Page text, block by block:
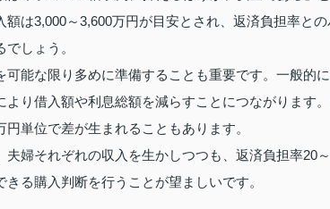
額は3,000～3,600万円が目安とされ、返済負担率と
しょう。
可能な限り多めに準備することも重要です。一般的
より借入額や利息総額を減らすことにつながります
円単位で差が生まれることもあります。
夫婦それぞれの収入を生かしつつも、返済負担率20
きる購入判断を行うことが望ましいです。